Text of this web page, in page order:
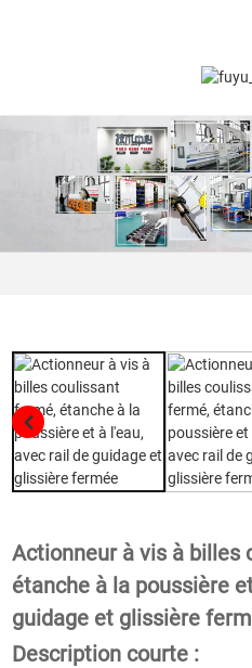
Actionneur à vis à billes
étanche à la poussière
guidage et glissière
Description courte :